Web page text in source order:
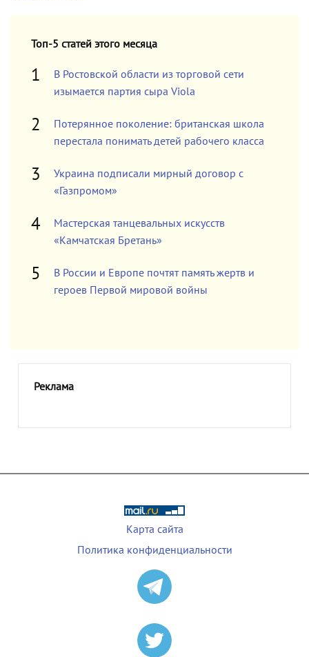
Топ-5 статей этого месяца
В Ростовской области из торговой сети
изымается партия сыра Viola
Потерянное поколение: британская школа
перестала понимать детей рабочего класса
Украина подписали мирный договор с
«Газпромом»
Мастерская танцевальных искусств
«Камчатская Бретань»
В России и Европе почтят память жертв и
героев Первой мировой войны
Реклама
Карта сайта
Политика конфиденциальности